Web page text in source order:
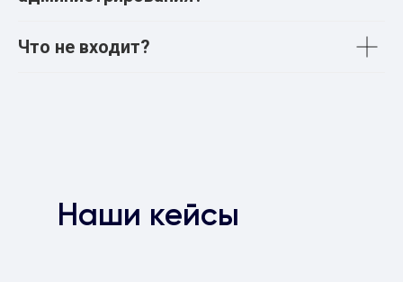
Что не входит?
Наши кейсы